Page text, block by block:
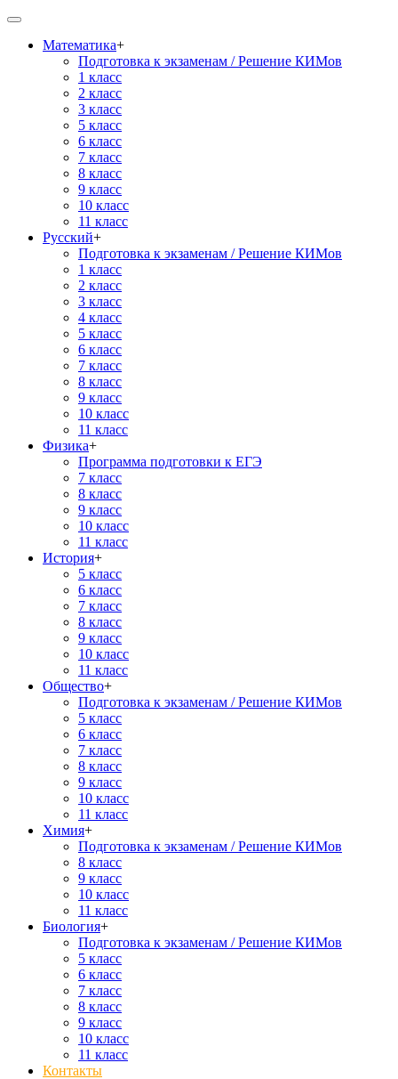
Математика+
Подготовка к экзаменам / Решение КИМов
1 класс
2 класс
3 класс
5 класс
6 класс
7 класс
8 класс
9 класс
10 класс
11 класс
Русский+
Подготовка к экзаменам / Решение КИМов
1 класс
2 класс
3 класс
4 класс
5 класс
6 класс
7 класс
8 класс
9 класс
10 класс
11 класс
Физика+
Программа подготовки к ЕГЭ
7 класс
8 класс
9 класс
10 класс
11 класс
История+
5 класс
6 класс
7 класс
8 класс
9 класс
10 класс
11 класс
Общество+
Подготовка к экзаменам / Решение КИМов
5 класс
6 класс
7 класс
8 класс
9 класс
10 класс
11 класс
Химия+
Подготовка к экзаменам / Решение КИМов
8 класс
9 класс
10 класс
11 класс
Биология+
Подготовка к экзаменам / Решение КИМов
5 класс
6 класс
7 класс
8 класс
9 класс
10 класс
11 класс
Контакты